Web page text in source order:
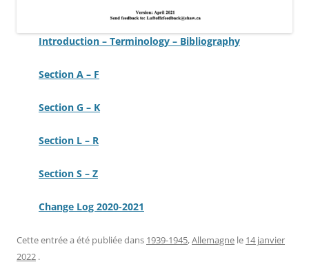
Introduction – Terminology – Bibliography
Section A – F
Section G – K
Section L – R
Section S – Z
Change Log 2020-2021
Cette entrée a été publiée dans 1939-1945,Allemagne le 14 janvier
2022 .